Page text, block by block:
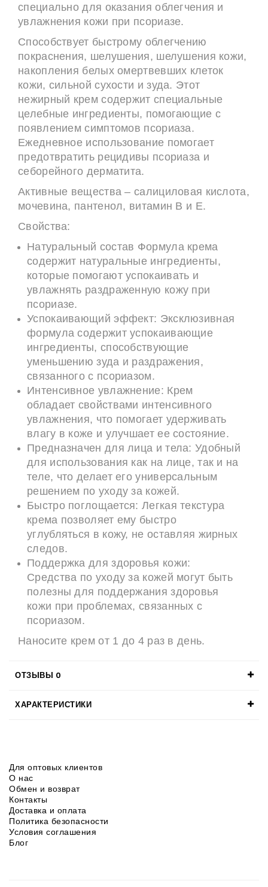
специально для оказания облегчения и
увлажнения кожи при псориазе.
Способствует быстрому облегчению
покраснения, шелушения, шелушения кожи,
накопления белых омертвевших клеток
кожи, сильной сухости и зуда. Этот
нежирный крем содержит специальные
целебные ингредиенты, помогающие с
появлением симптомов псориаза.
Ежедневное использование помогает
предотвратить рецидивы псориаза и
себорейного дерматита.
Активные вещества – салициловая кислота,
мочевина, пантенол, витамин B и E.
Свойства:
Натуральный состав Формула крема
содержит натуральные ингредиенты,
которые помогают успокаивать и
увлажнять раздраженную кожу при
псориазе.
Успокаивающий эффект: Эксклюзивная
формула содержит успокаивающие
ингредиенты, способствующие
уменьшению зуда и раздражения,
связанного с псориазом.
Интенсивное увлажнение: Крем
обладает свойствами интенсивного
увлажнения, что помогает удерживать
влагу в коже и улучшает ее состояние.
Предназначен для лица и тела: Удобный
для использования как на лице, так и на
теле, что делает его универсальным
решением по уходу за кожей.
Быстро поглощается: Легкая текстура
крема позволяет ему быстро
углубляться в кожу, не оставляя жирных
следов.
Поддержка для здоровья кожи:
Средства по уходу за кожей могут быть
полезны для поддержания здоровья
кожи при проблемах, связанных с
псориазом.
Наносите крем от 1 до 4 раз в день.
ОТЗЫВЫ 0
ХАРАКТЕРИСТИКИ
Для оптовых клиентов
О нас
Обмен и возврат
Контакты
Доставка и оплата
Политика безопасности
Условия соглашения
Блог